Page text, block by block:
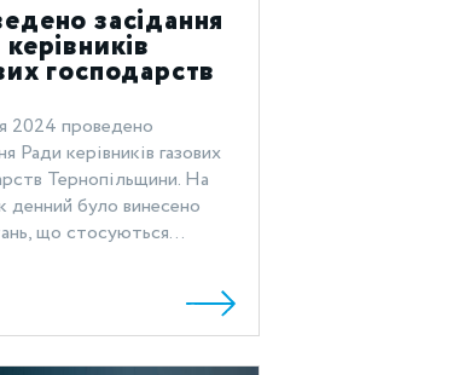
засідання
господарств
2024 проведено
Ради керівників газових
Тернопільщини. На
денний було винесено
що стосуються...